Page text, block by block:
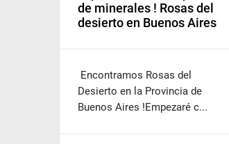
de minerales ! Rosas del
desierto en Buenos Aires
Encontramos Rosas del
Desierto en la Provincia de
Buenos Aires !Empezaré c...